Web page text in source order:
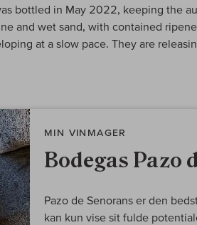
bottled in May 2022, keeping the
and wet sand, with contained
at a slow pace. They are
MIN VINMAGER
Bodegas Pazo
Pazo de Senorans er den
kan kun vise sit fulde